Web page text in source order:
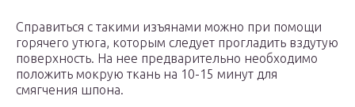
Справиться с такими изъянами можно при помощи
горячего утюга, которым следует прогладить вздутую
поверхность. На нее предварительно необходимо
положить мокрую ткань на 10-15 минут для
смягчения шпона.